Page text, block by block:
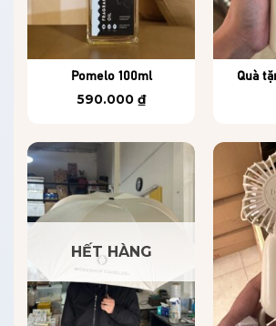
Pomelo 100ml
590.000 ₫
Quà
HẾT HÀNG